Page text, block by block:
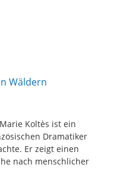
Koltès ist ein
Dramatiker
Er zeigt einen
nach menschlicher